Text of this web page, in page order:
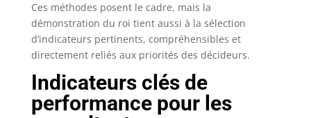
Ces méthodes posent le cadre, mais la
démonstration du roi tient aussi à la sélection
d’indicateurs pertinents, compréhensibles et
directement reliés aux priorités des décideurs.
Indicateurs clés de
performance pour les